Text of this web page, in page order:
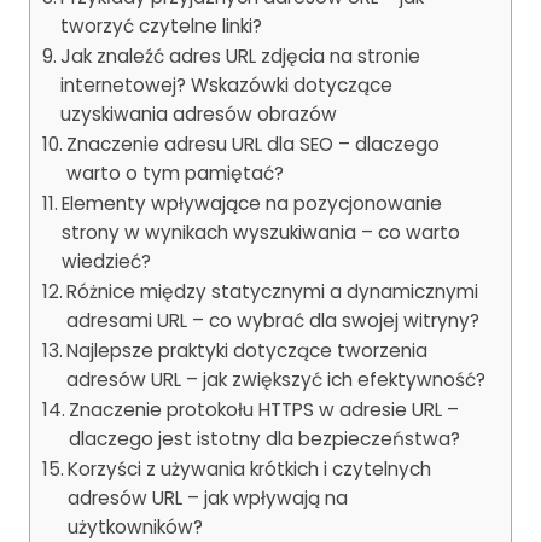
tworzyć czytelne linki?
Jak znaleźć adres URL zdjęcia na stronie
internetowej? Wskazówki dotyczące
uzyskiwania adresów obrazów
Znaczenie adresu URL dla SEO – dlaczego
warto o tym pamiętać?
Elementy wpływające na pozycjonowanie
strony w wynikach wyszukiwania – co warto
wiedzieć?
Różnice między statycznymi a dynamicznymi
adresami URL – co wybrać dla swojej witryny?
Najlepsze praktyki dotyczące tworzenia
adresów URL – jak zwiększyć ich efektywność?
Znaczenie protokołu HTTPS w adresie URL –
dlaczego jest istotny dla bezpieczeństwa?
Korzyści z używania krótkich i czytelnych
adresów URL – jak wpływają na
użytkowników?